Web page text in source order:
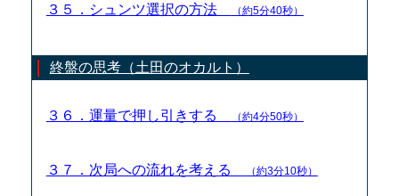
３５．シュンツ選択の方法 （約5分40秒）
終盤の思考（土田のオカルト）
３６．運量で押し引きする （約4分50秒）
３７．次局への流れを考える （約3分10秒）